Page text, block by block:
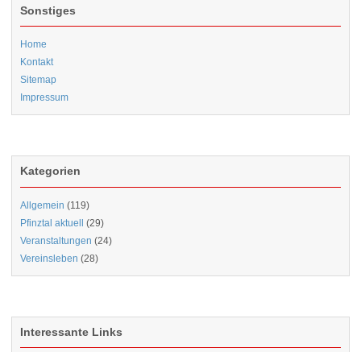
Sonstiges
Home
Kontakt
Sitemap
Impressum
Kategorien
Allgemein (119)
Pfinztal aktuell (29)
Veranstaltungen (24)
Vereinsleben (28)
Interessante Links